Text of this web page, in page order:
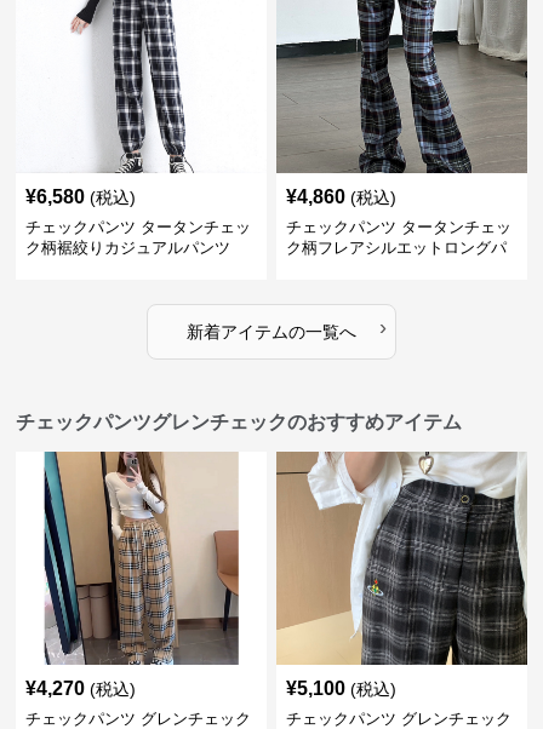
¥6,580 (税込)
チェックパンツ タータンチェッ
ク柄裾絞りカジュアルパンツ
¥4,860 (税込)
チェックパンツ タータンチェッ
ク柄フレアシルエットロングパ
新着アイテムの一覧へ ›
チェックパンツグレンチェックのおすすめアイテム
¥4,270 (税込)
チェックパンツ グレンチェック
¥5,100 (税込)
チェックパンツ グレンチェック